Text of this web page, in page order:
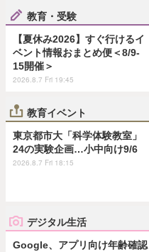
教育・受験
【夏休み2026】すぐ行けるイ
ベント情報おまとめ便＜8/9-
15開催＞
2026.8.7 Fri 19:45
教育イベント
東京都市大「科学体験教室」
24の実験企画…小中向け9/6
2026.8.7 Fri 18:15
デジタル生活
Google、アプリ向け年齢確認